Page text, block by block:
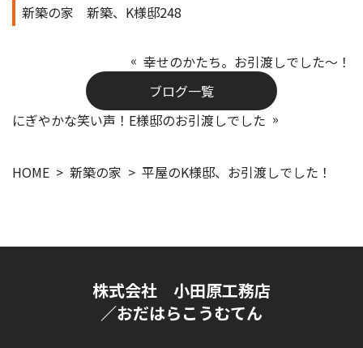
新築の家 新築、K様邸248
幸せのかたち。お引渡しでした～！
ブログ一覧
にぎやかな笑い声！E様邸のお引渡しでした
HOME 新築の家 平屋のK様邸、お引渡しでした！
株式会社 小田原工務店
／おだはらこうむてん